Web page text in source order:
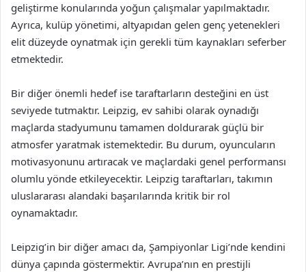
geliştirme konularında yoğun çalışmalar yapılmaktadır.
Ayrıca, kulüp yönetimi, altyapıdan gelen genç yetenekleri
elit düzeyde oynatmak için gerekli tüm kaynakları seferber
etmektedir.
Bir diğer önemli hedef ise taraftarların desteğini en üst
seviyede tutmaktır. Leipzig, ev sahibi olarak oynadığı
maçlarda stadyumunu tamamen doldurarak güçlü bir
atmosfer yaratmak istemektedir. Bu durum, oyuncuların
motivasyonunu artıracak ve maçlardaki genel performansı
olumlu yönde etkileyecektir. Leipzig taraftarları, takımın
uluslararası alandaki başarılarında kritik bir rol
oynamaktadır.
Leipzig’in bir diğer amacı da, Şampiyonlar Ligi’nde kendini
dünya çapında göstermektir. Avrupa’nın en prestijli